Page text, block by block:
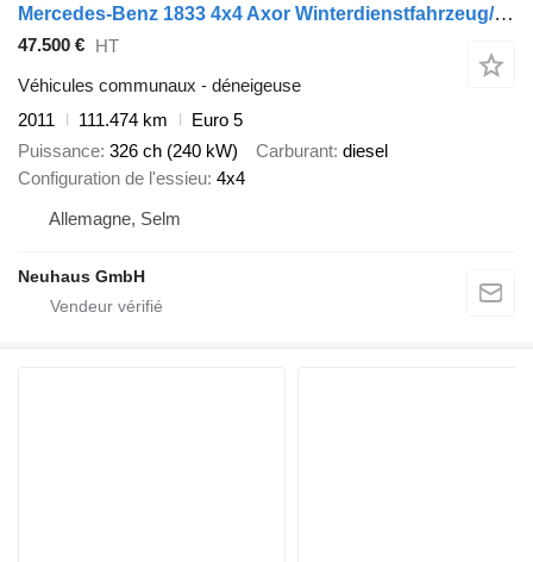
Mercedes-Benz 1833 4x4 Axor Winterdienstfahrzeug/Salzstreuer
47.500 € HT
Véhicules communaux - déneigeuse
2011
111.474 km
Euro 5
Puissance 326 ch (240 kW) Carburant diesel
Configuration de l'essieu 4x4
Allemagne, Selm
Neuhaus GmbH